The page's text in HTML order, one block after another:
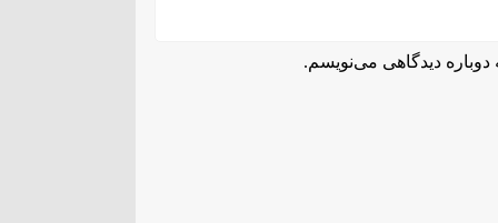
دیدگاهی می‌نویسم.